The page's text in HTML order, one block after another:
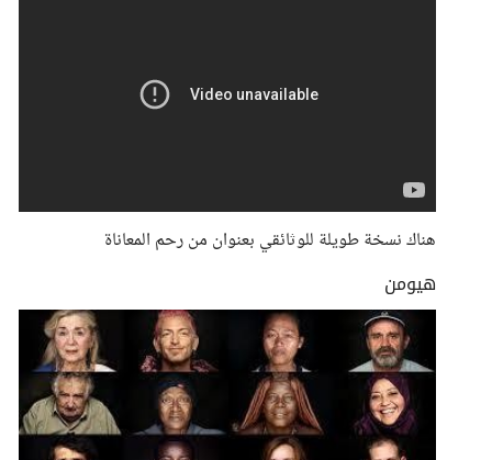
هناك نسخة طويلة للوثائقي بعنوان من رحم المعاناة
هيومن